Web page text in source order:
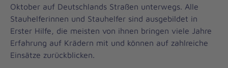
Oktober auf Deutschlands Straßen unterwegs. Alle
Stauhelferinnen und Stauhelfer sind ausgebildet in
Erster Hilfe, die meisten von ihnen bringen viele Jahre
Erfahrung auf Krädern mit und können auf zahlreiche
Einsätze zurückblicken.